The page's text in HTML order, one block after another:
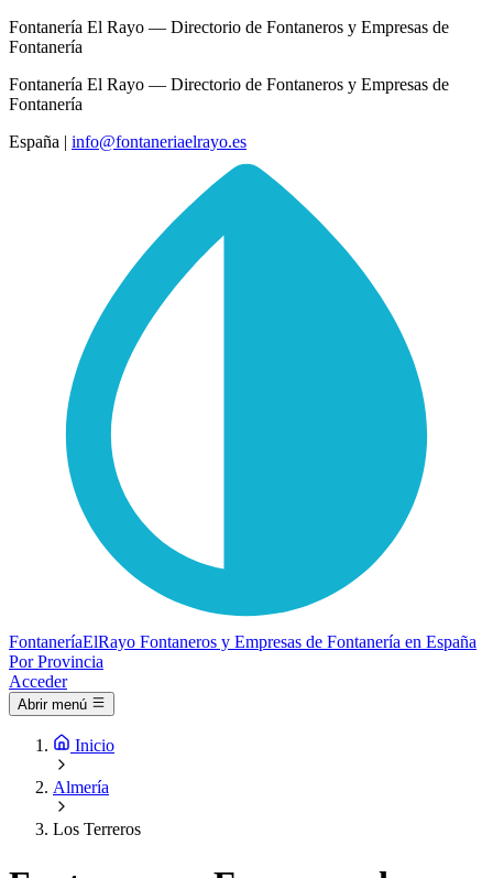
Fontanería El Rayo — Directorio de Fontaneros y Empresas de
Fontanería
Fontanería El Rayo — Directorio de Fontaneros y Empresas de
Fontanería
España | info@fontaneriaelrayo.es
FontaneríaElRayo Fontaneros y Empresas de Fontanería en España
Por Provincia
Acceder
Abrir menú
Inicio
Almería
Los Terreros